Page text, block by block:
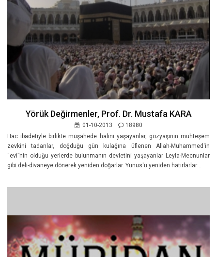
Yörük Değirmenler, Prof. Dr. Mustafa KARA
01-10-2013
18980
Hac ibadetiyle birlikte müşahede halini yaşayanlar, gözyaşının muhteşem
zevkini tadanlar, doğduğu gün kulağına üflenen Allah-Muhammed'in
“evi”nin olduğu yerlerde bulunmanın devletini yaşayanlar Leyla-Mecnunlar
gibi deli-divaneye dönerek yeniden doğarlar. Yunus'u yeniden hatırlarlar:..